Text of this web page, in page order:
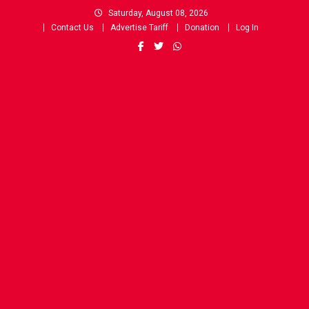
Saturday, August 08, 2026
Contact Us
Advertise Tariff Donation Log In